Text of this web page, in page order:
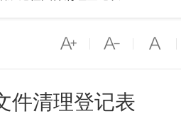
件清理登记表